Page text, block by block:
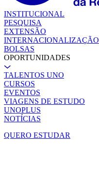
INSTITUCIONAL
PESQUISA
EXTENSÃO
INTERNACIONALIZAÇÃO
BOLSAS
OPORTUNIDADES
TALENTOS UNO
CURSOS
EVENTOS
VIAGENS DE ESTUDO
UNOPLUS
NOTÍCIAS
QUERO ESTUDAR